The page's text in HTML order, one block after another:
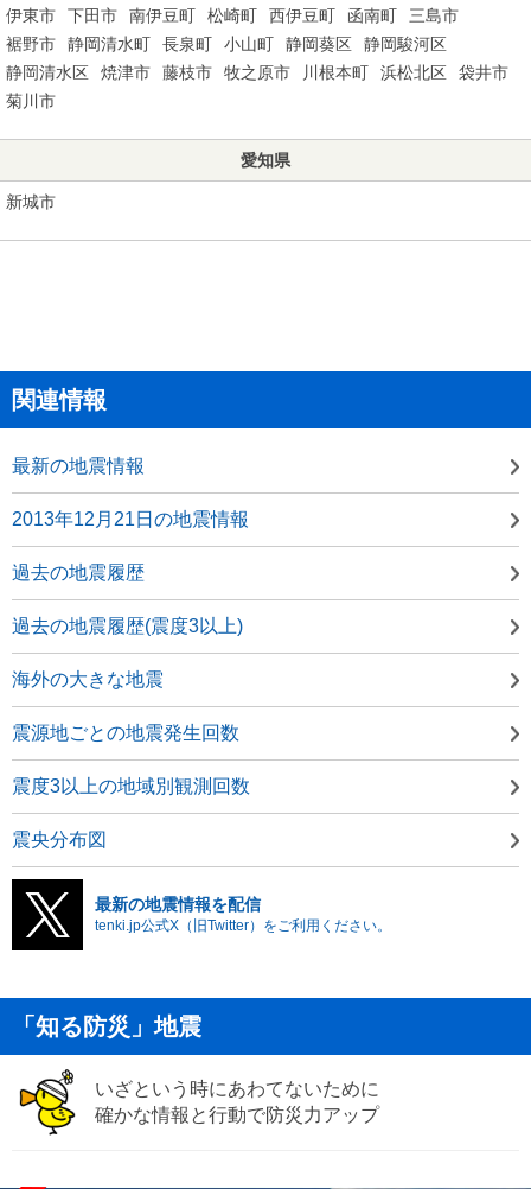
伊東市 下田市 南伊豆町 松崎町 西伊豆町 函南町
三島市
裾野市
静岡清水町 長泉町 小山町 静岡葵区
静岡駿河区
静岡清水区
焼津市 藤枝市 牧之原市 川根本町 浜松北区
袋井市
菊川市
愛知県
新城市
関連情報
最新の地震情報
2013年12月21日の地震情報
過去の地震履歴
過去の地震履歴(震度3以上)
海外の大きな地震
震源地ごとの地震発生回数
震度3以上の地域別観測回数
震央分布図
最新の地震情報を配信
tenki.jp公式X（旧Twitter）をご利用ください。
「知る防災」地震
いざという時にあわてないために
確かな情報と行動で防災力アップ